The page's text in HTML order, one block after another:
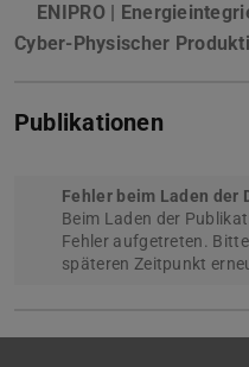
ENIPRO |
Cyber-Physischer
Publikationen
Fehler beim Laden der
Beim Laden der
Fehler aufgetreten.
späteren Zeitpunkt